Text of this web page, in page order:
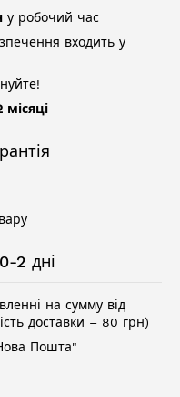
у робочий час
входить у
місяці
2 дні
на сумму від
доставки – 80 грн)
Пошта"